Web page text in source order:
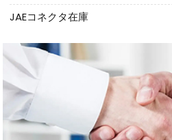
JAEコネクタ在庫